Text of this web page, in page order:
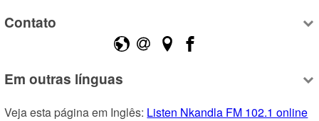
Contato
Em outras línguas
Veja esta página em Inglês: Listen Nkandla FM 102.1 online